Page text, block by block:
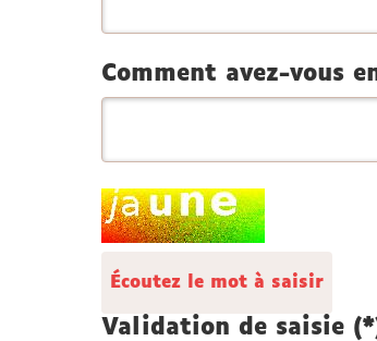
Comment avez-vous
Champ
pour
robots.
Si
Écoutez le mot à saisir
Validation de saisie